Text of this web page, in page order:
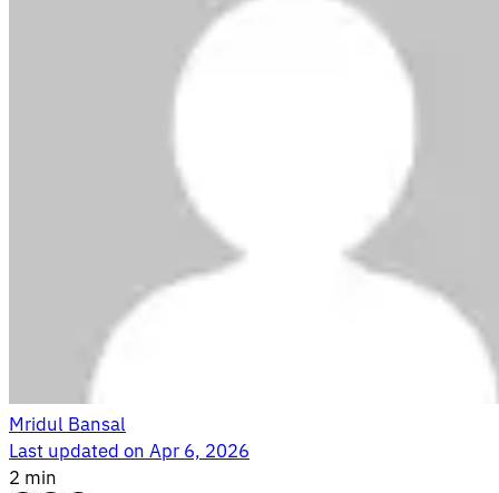
Mridul Bansal
Last updated onApr 6, 2026
2 min